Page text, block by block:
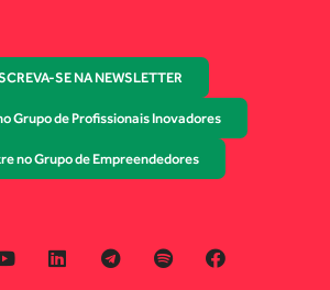
SE NA NEWSLETTER
Grupo de Profissionais Inovadores
no Grupo de Empreendedores